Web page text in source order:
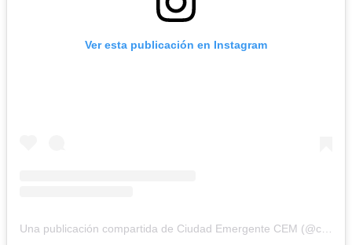
Ver esta publicación en Instagram